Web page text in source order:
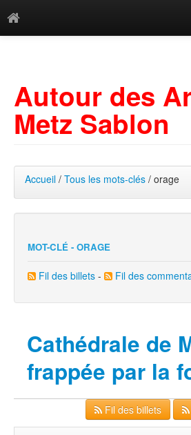
Mots-clés
Autour des
Metz Sablon
Accueil / Tous les mots-clés / orage
MOT-CLÉ - ORAGE
Fil des billets - Fil des
Cathédrale de
frappée par la
Fil des billets